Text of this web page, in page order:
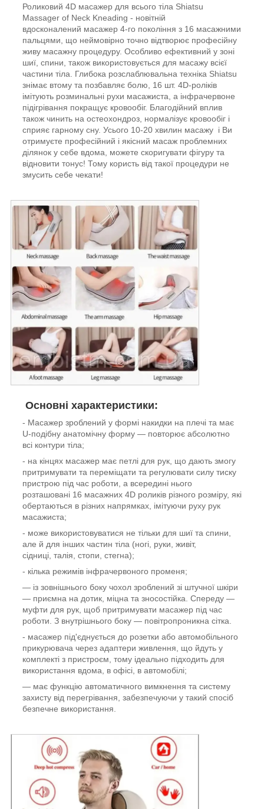
Роликовий 4D масажер для всього тіла Shiatsu
Massager of Neck Kneading - новітній
вдосконалений масажер 4-го покоління з 16 масажними
пальцями, що неймовірно точно відтворює професійну
живу масажну процедуру. Особливо ефективний у зоні
шиї, спини, також використовується для масажу всієї
частини тіла. Глибока розслаблювальна техніка Shiatsu
знімає втому та позбавляє болю, 16 шт. 4D-роліків
імітують розминальні рухи масажиста, а інфрачервоне
підігрівання покращує кровообіг. Благодійний вплив
також чинить на остеохондроз, нормалізує кровообіг і
сприяє гарному сну. Усього 10-20 хвилин масажу і Ви
отримуєте професійний і якісний масаж проблемних
ділянок у себе вдома, можете скоригувати фігуру та
відновити тонус! Тому користь від такої процедури не
змусить себе чекати!
Основні характеристики:
- Масажер зроблений у формі накидки на плечі та має
U-подібну анатомічну форму — повторює абсолютно
всі контури тіла;
- на кінцях масажер має петлі для рук, що дають змогу
притримувати та переміщати та регулювати силу тиску
пристрою під час роботи, а всередині нього
розташовані 16 масажних 4D роликів різного розміру, які
обертаються в різних напрямках, імітуючи руху рук
масажиста;
- може використовуватися не тільки для шиї та спини,
але й для інших частин тіла (ногі, руки, живіт,
сідниці, талія, стопи, стегна);
- кілька режимів інфрачервоного променя;
— із зовнішнього боку чохол зроблений зі штучної шкіри
— приємна на дотик, міцна та зносостійка. Спереду —
муфти для рук, щоб притримувати масажер під час
роботи. З внутрішнього боку — повітропроникна сітка.
- масажер під'єднується до розетки або автомобільного
прикурювача через адаптери живлення, що йдуть у
комплекті з пристроєм, тому ідеально підходить для
використання вдома, в офісі, в автомобілі;
— має функцію автоматичного вимкнення та систему
захисту від перегрівання, забезпечуючи у такий спосіб
безпечне використання.